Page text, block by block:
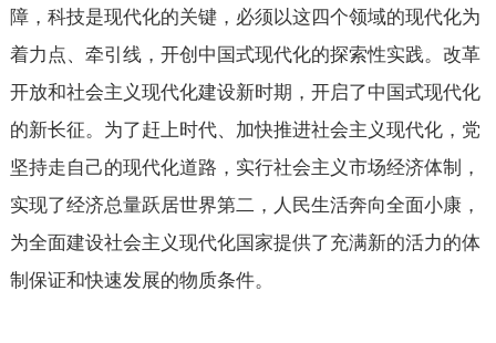
障，科技是现代化的关键，必须以这四个领域的现代化为
着力点、牵引线，开创中国式现代化的探索性实践。改革
开放和社会主义现代化建设新时期，开启了中国式现代化
的新长征。为了赶上时代、加快推进社会主义现代化，党
坚持走自己的现代化道路，实行社会主义市场经济体制，
实现了经济总量跃居世界第二，人民生活奔向全面小康，
为全面建设社会主义现代化国家提供了充满新的活力的体
制保证和快速发展的物质条件。